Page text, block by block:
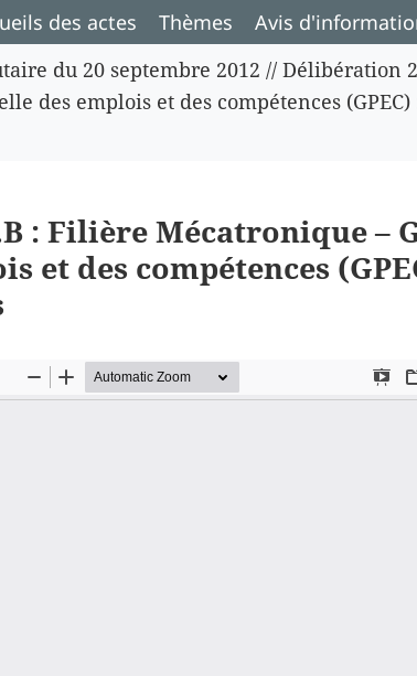
des actes Thèmes
Avis
du 20 septembre 2012 //Délibération
des emplois et des compétences (GPEC)
: Filière Mécatronique –
et des compétences